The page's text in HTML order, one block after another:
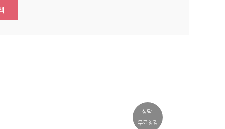
상담
무료청강